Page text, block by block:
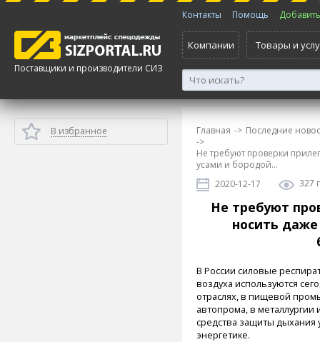
Поставщики и производители СИЗ
Контакты Помощь
Компании Товары и
В избранное Главная -> Последние
->
Не требуют проверки
усами и бородой...
2020-12-17
327
Не требуют
носить
В России силовые
воздуха используются
отраслях, в пищевой
автопрома, в металлургии
средства защиты
энергетике.